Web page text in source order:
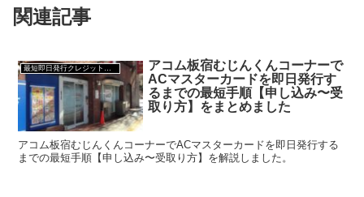
関連記事
最短即日発行クレジットカード
アコム板宿むじんくんコーナーで
ACマスターカードを即日発行す
るまでの最短手順【申し込み〜受
取り方】をまとめました
アコム板宿むじんくんコーナーでACマスターカードを即日発行する
までの最短手順【申し込み〜受取り方】を解説しました。